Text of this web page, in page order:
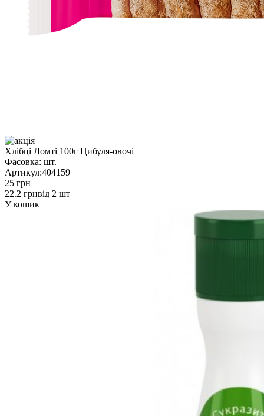
Хлібці Ломті 100г Цибуля-овочі
Фасовка: шт.
Артикул:404159
25 грн
22.2 грнвід 2 шт
У кошик